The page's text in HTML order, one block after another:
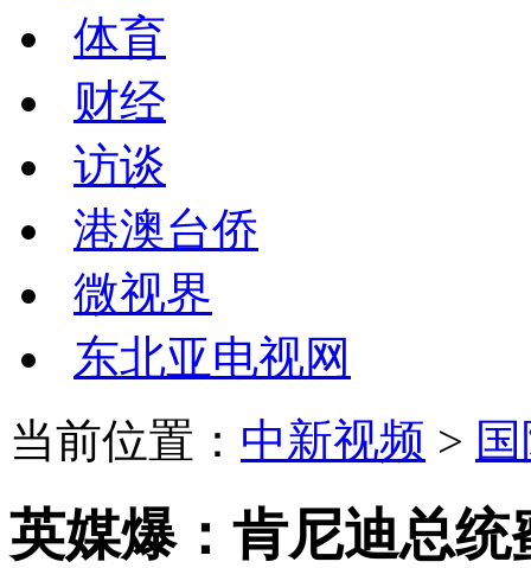
体育
财经
访谈
港澳台侨
微视界
东北亚电视网
当前位置： 中新视频 >
英媒爆：肯尼迪总统